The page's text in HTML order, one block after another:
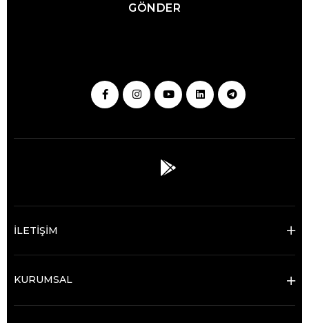
GÖNDER
İLETİŞİM
KURUMSAL